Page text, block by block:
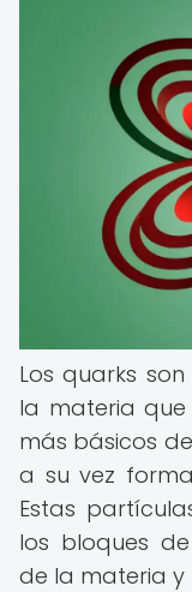
Los quarks
la materia que
más básicos
a su vez
Estas
los bloques
de la materia